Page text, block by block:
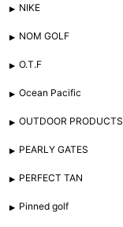
NIKE
NOM GOLF
O.T.F
Ocean Pacific
OUTDOOR PRODUCTS
PEARLY GATES
PERFECT TAN
Pinned golf